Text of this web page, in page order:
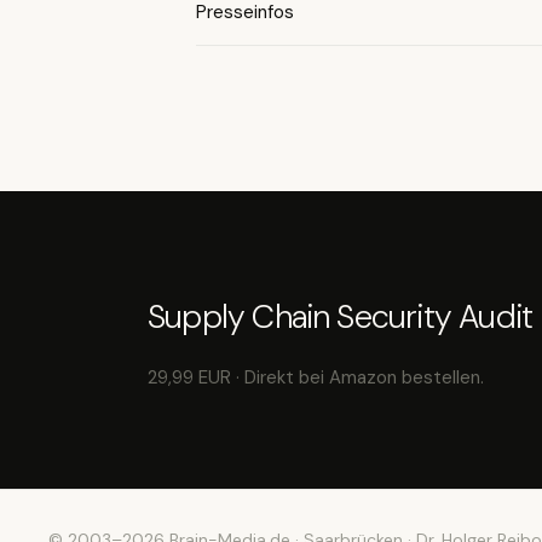
Presseinfos
Supply Chain Security Audit
29,99 EUR · Direkt bei Amazon bestellen.